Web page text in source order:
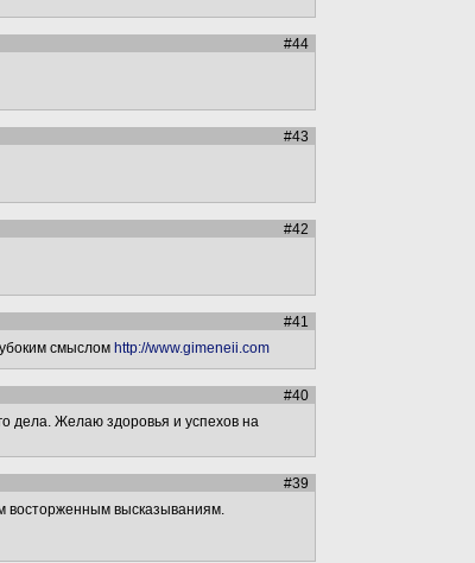
#44
#43
#42
#41
смыслом http://www.gimeneii.com
#40
дела. Желаю здоровья и успехов на
#39
восторженным высказываниям.